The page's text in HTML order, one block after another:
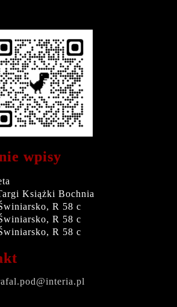
wpisy
Książki Bochnia
R 58 c
R 58 c
R 58 c